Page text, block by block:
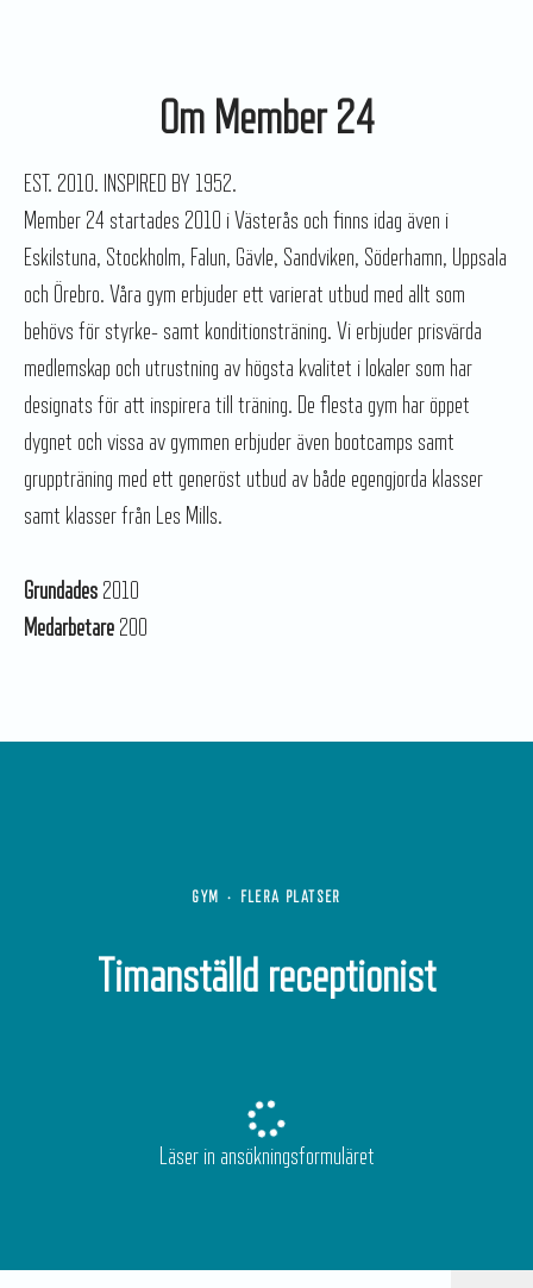
Om Member 24
EST. 2010. INSPIRED BY 1952.
Member 24 startades 2010 i Västerås och finns idag även i
Eskilstuna, Stockholm, Falun, Gävle, Sandviken, Söderhamn, Uppsala
och Örebro. Våra gym erbjuder ett varierat utbud med allt som
behövs för styrke- samt konditionsträning. Vi erbjuder prisvärda
medlemskap och utrustning av högsta kvalitet i lokaler som har
designats för att inspirera till träning. De flesta gym har öppet
dygnet och vissa av gymmen erbjuder även bootcamps samt
gruppträning med ett generöst utbud av både egengjorda klasser
samt klasser från Les Mills.
Grundades 2010
Medarbetare 200
GYM · FLERA PLATSER
Timanställd receptionist
Läser in ansökningsformuläret